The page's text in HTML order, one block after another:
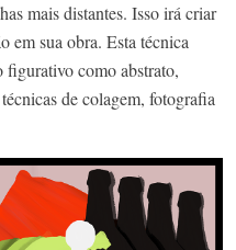
mais distantes. Isso irá criar
em sua obra. Esta técnica
figurativo como abstrato,
de colagem, fotografia